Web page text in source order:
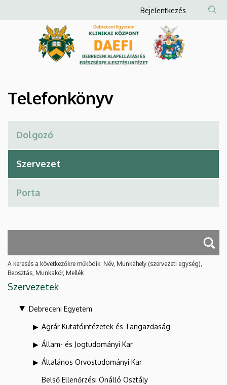
Debreceni
és
Egészségfejlesztési
Intézet
a
Anonim
Felhasználói
fiók
menüje
Bejelentkezés
Telefonkönyv
A keresés a következőkre működik: Név, Munkahely (szervezeti egység),
Beosztás, Munkakör, Mellék
Szervezetek
Debreceni Egyetem
Agrár Kutatóintézetek és Tangazdaság
Állam- és Jogtudományi Kar
Általános Orvostudományi Kar
Belső Ellenőrzési Önálló Osztály